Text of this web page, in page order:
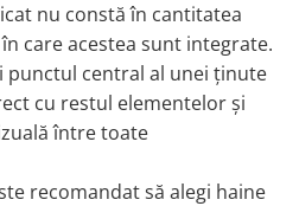
nu constă în cantitatea
care acestea sunt integrate.
punctul central al unei ținute
cu restul elementelor și
între toate
recomandat să alegi haine